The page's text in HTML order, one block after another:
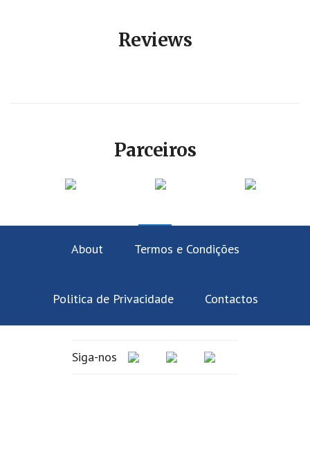
Reviews
Parceiros
FooterAbout Termos e Condições
Politica de Privacidade Contactos
Siga-nos